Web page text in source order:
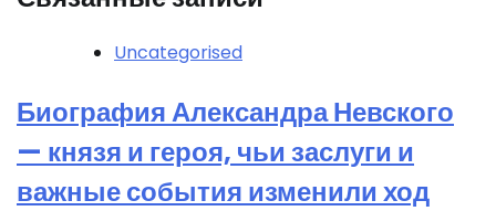
Uncategorised
Биография Александра Невского
— князя и героя, чьи заслуги и
важные события изменили ход